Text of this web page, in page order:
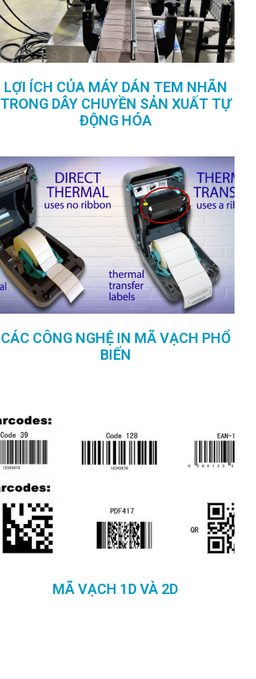
LỢI ÍCH CỦA MÁY DÁN TEM NHÃN
TRONG DÂY CHUYỀN SẢN XUẤT TỰ
ĐỘNG HÓA
CÁC CÔNG NGHỆ IN MÃ VẠCH PHỔ
BIẾN
MÃ VẠCH 1D VÀ 2D